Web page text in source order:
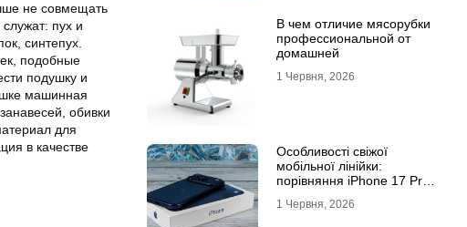
не совмещать
пух и
синтепух.
подобные
подушку и
машинная
обивки
для
в качестве
В чем отличие мясорубки
профессиональной от
домашней
1 Червня, 2026
Особливості свіжої
мобільної лінійки:
порівняння iPhone 17 Pro
1 Червня, 2026